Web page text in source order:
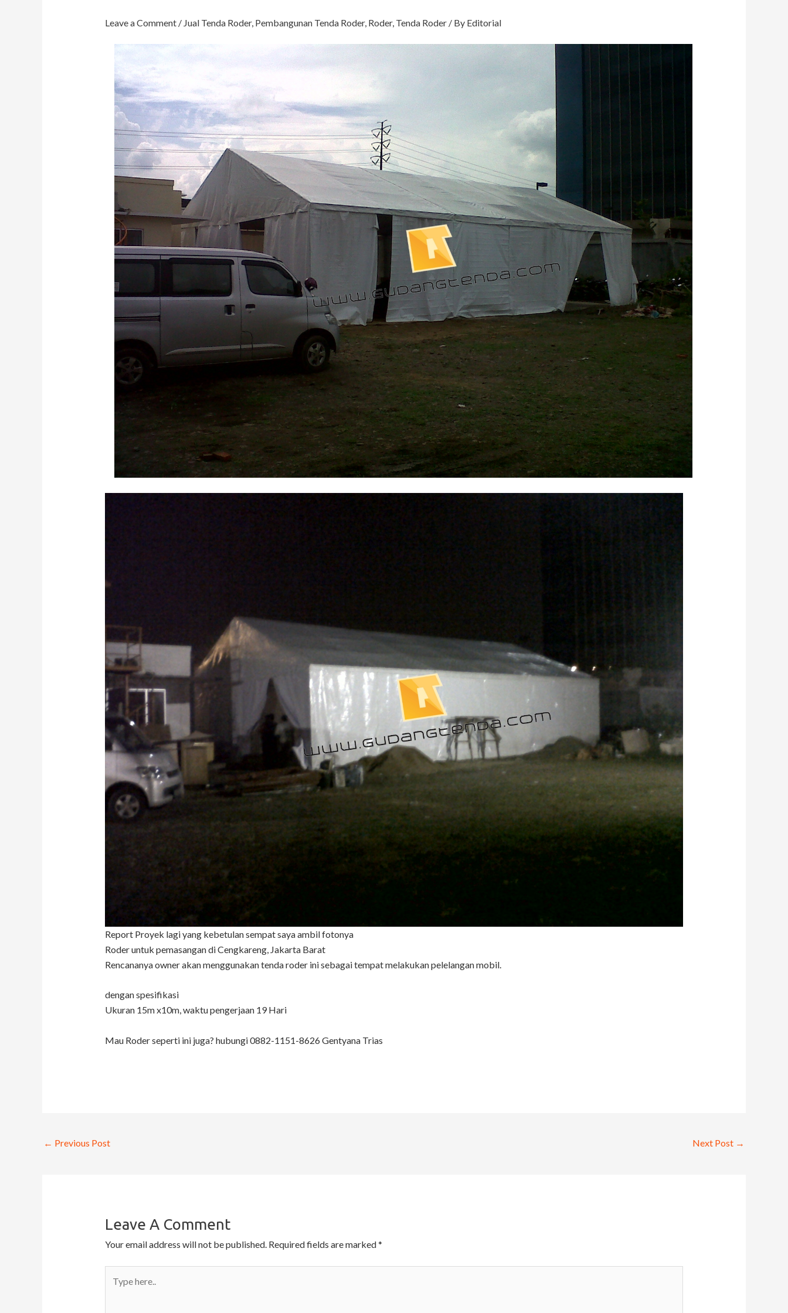
Leave a Comment / Jual Tenda Roder, Pembangunan Tenda Roder, Roder, Tenda Roder/ By Editorial
Report Proyek lagi yang kebetulan sempat saya ambil fotonya
Roder untuk pemasangan di Cengkareng, Jakarta Barat
Rencananya owner akan menggunakan tenda roder ini sebagai tempat melakukan pelelangan mobil.
dengan spesifikasi
Ukuran 15m x10m, waktu pengerjaan 19 Hari
Mau Roder seperti ini juga? hubungi 0882-1151-8626 Gentyana Trias
← Previous Post Next Post →
Leave A Comment
Your email address will not be published. Required fields are marked*
here..